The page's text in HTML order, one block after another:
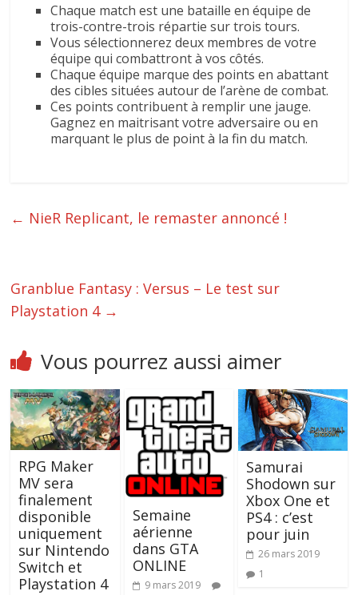
Chaque match est une bataille en équipe de
trois-contre-trois répartie sur trois tours.
Vous sélectionnerez deux membres de votre
équipe qui combattront à vos côtés.
Chaque équipe marque des points en abattant
des cibles situées autour de l’arène de combat.
Ces points contribuent à remplir une jauge.
Gagnez en maitrisant votre adversaire ou en
marquant le plus de point à la fin du match.
← NieR Replicant, le remaster annoncé !
Granblue Fantasy : Versus – Le test sur
Playstation 4 →
Vous pourrez aussi aimer
RPG Maker
MV sera
finalement
disponible
uniquement
sur Nintendo
Switch et
Playstation 4
Semaine
aérienne
dans GTA
ONLINE
9 mars 2019
Samurai
Shodown sur
Xbox One et
PS4 : c’est
pour juin
26 mars 2019
1